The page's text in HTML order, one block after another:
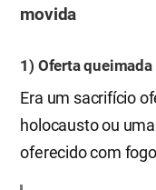
movida
1) Oferta queimada
Era um sacrifício
holocausto ou
oferecido com